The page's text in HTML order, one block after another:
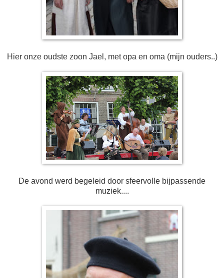
Hier onze oudste zoon Jael, met opa en oma (mijn ouders..)
De avond werd begeleid door sfeervolle bijpassende
muziek....